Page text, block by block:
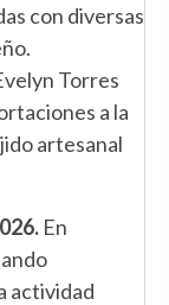
con diversas
Torres
a la
artesanal
En
actividad